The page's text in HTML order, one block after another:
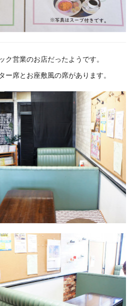
ク営業のお店だったようです。
ー席とお座敷風の席があります。